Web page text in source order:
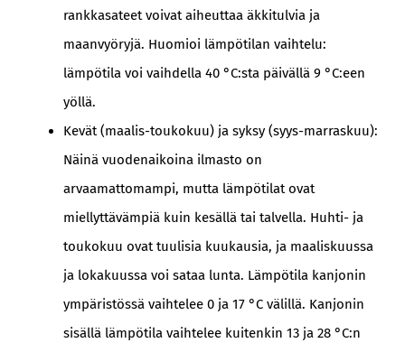
rankkasateet voivat aiheuttaa äkkitulvia ja
maanvyöryjä. Huomioi lämpötilan vaihtelu:
lämpötila voi vaihdella 40 °C:sta päivällä 9 °C:een
yöllä.
Kevät (maalis-toukokuu) ja syksy (syys-marraskuu):
Näinä vuodenaikoina ilmasto on
arvaamattomampi, mutta lämpötilat ovat
miellyttävämpiä kuin kesällä tai talvella. Huhti- ja
toukokuu ovat tuulisia kuukausia, ja maaliskuussa
ja lokakuussa voi sataa lunta. Lämpötila kanjonin
ympäristössä vaihtelee 0 ja 17 °C välillä. Kanjonin
sisällä lämpötila vaihtelee kuitenkin 13 ja 28 °C:n